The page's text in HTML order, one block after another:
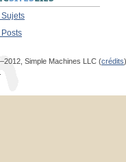
Sujets
Simple Machines LLC (crédits)